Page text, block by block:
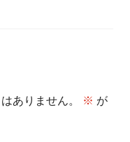
ありません。 ※ が